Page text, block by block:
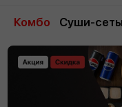
Комбо Суши-сеты